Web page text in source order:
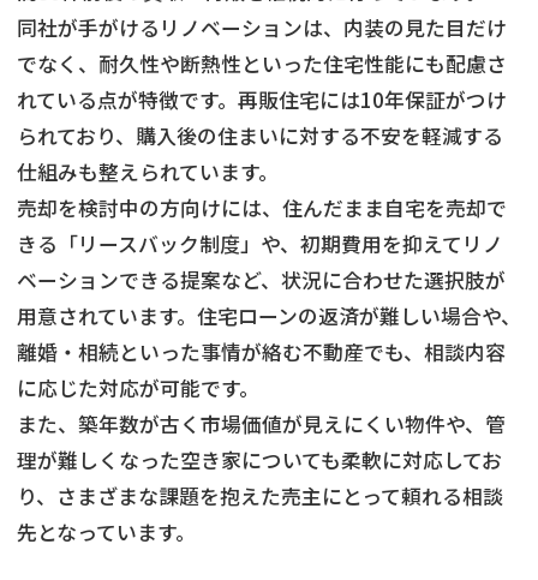
同社が手がけるリノベーションは、内装の見た目だけ
でなく、耐久性や断熱性といった住宅性能にも配慮さ
れている点が特徴です。再販住宅には10年保証がつけ
られており、購入後の住まいに対する不安を軽減する
仕組みも整えられています。
売却を検討中の方向けには、住んだまま自宅を売却で
きる「リースバック制度」や、初期費用を抑えてリノ
ベーションできる提案など、状況に合わせた選択肢が
用意されています。住宅ローンの返済が難しい場合や、
離婚・相続といった事情が絡む不動産でも、相談内容
に応じた対応が可能です。
また、築年数が古く市場価値が見えにくい物件や、管
理が難しくなった空き家についても柔軟に対応してお
り、さまざまな課題を抱えた売主にとって頼れる相談
先となっています。